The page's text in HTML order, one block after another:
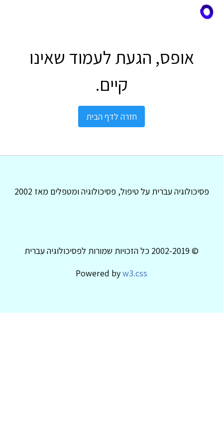
אופס, הגעת לעמוד שאינו
קיים.
חזרה לדף הבית
פסיכולוגיה עברית על טיפול, פסיכולוגיה ומטפלים מאז 2002
© 2002-2019 כל הזכויות שמורות לפסיכולוגיה עברית
Powered byw3.css